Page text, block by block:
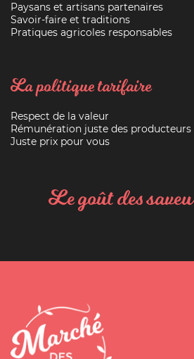
Paysans et artisans partenaires
Savoir-faire et traditions
Pratiques agricoles responsables
La politique tarifaire
Respect de la valeur
Rémunération juste des producteurs
Juste prix pour vous
Le goût des